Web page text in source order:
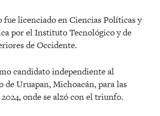
fue licenciado en Ciencias Políticas y
por el Instituto Tecnológico y de
de Occidente.
candidato independiente al
de Uruapan, Michoacán, para las
onde se alzó con el triunfo.